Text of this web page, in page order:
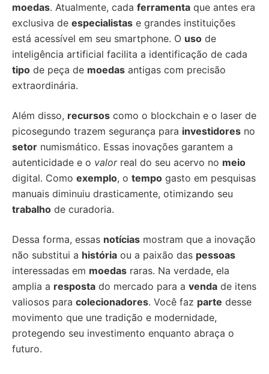
moedas. Atualmente, cada ferramenta que antes era
exclusiva de especialistas e grandes instituições
está acessível em seu smartphone. O uso de
inteligência artificial facilita a identificação de cada
tipo de peça de moedas antigas com precisão
extraordinária.
Além disso, recursos como o blockchain e o laser de
picosegundo trazem segurança para investidores no
setor numismático. Essas inovações garantem a
autenticidade e o valorreal do seu acervo no meio
digital. Como exemplo, o tempo gasto em pesquisas
manuais diminuiu drasticamente, otimizando seu
trabalho de curadoria.
Dessa forma, essas notícias mostram que a inovação
não substitui a história ou a paixão das pessoas
interessadas em moedas raras. Na verdade, ela
amplia a resposta do mercado para a venda de itens
valiosos para colecionadores. Você faz parte desse
movimento que une tradição e modernidade,
protegendo seu investimento enquanto abraça o
futuro.